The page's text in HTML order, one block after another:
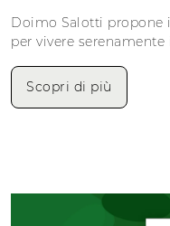
Doimo Salotti propone
per vivere
Scopri di più